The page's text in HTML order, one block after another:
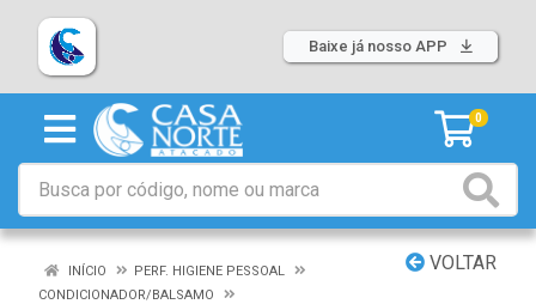
Baixe já nosso APP
0
VOLTAR
INÍCIO
PERF. HIGIENE PESSOAL
CONDICIONADOR/BALSAMO